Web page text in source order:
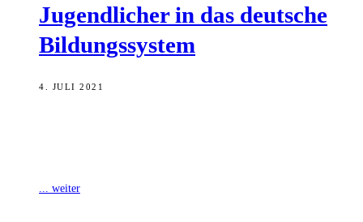
Jugend­li­cher in das deut­sche
Bildungssystem
4. JULI 2021
... weiter